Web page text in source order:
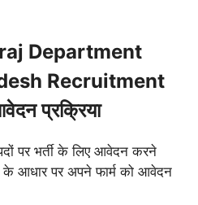
Department
Recruitment
प्रक्रिया
पर भर्ती के लिए आवेदन करने
के आधार पर अपने फार्म को आवेदन